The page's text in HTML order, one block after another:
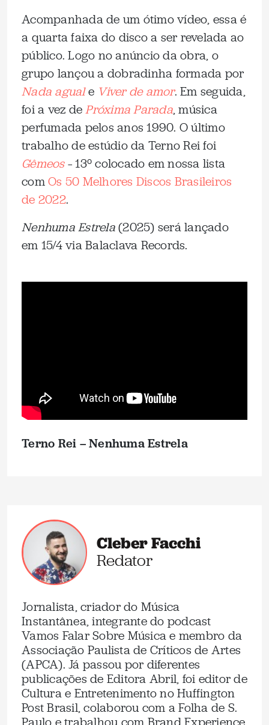
Acompanhada de um ótimo vídeo, essa é
a quarta faixa do disco a ser revelada ao
público. Logo no anúncio da obra, o
grupo lançou a dobradinha formada por
Nada aguale Viver de amor. Em seguida,
foi a vez dePróxima Parada, música
perfumada pelos anos 1990. O último
trabalho de estúdio da Terno Rei foi
Gêmeos– 13º colocado em nossa lista
comOs 50 Melhores Discos Brasileiros
de 2022.
Nenhuma Estrela(2025) será lançado
em 15/4 via Balaclava Records.
Terno Rei – Nenhuma Estrela
Cleber Facchi
Redator
Jornalista, criador do Música
Instantânea, integrante do podcast
Vamos Falar Sobre Música e membro da
Associação Paulista de Críticos de Artes
(APCA). Já passou por diferentes
publicações de Editora Abril, foi editor de
Cultura e Entretenimento no Huffington
Post Brasil, colaborou com a Folha de S.